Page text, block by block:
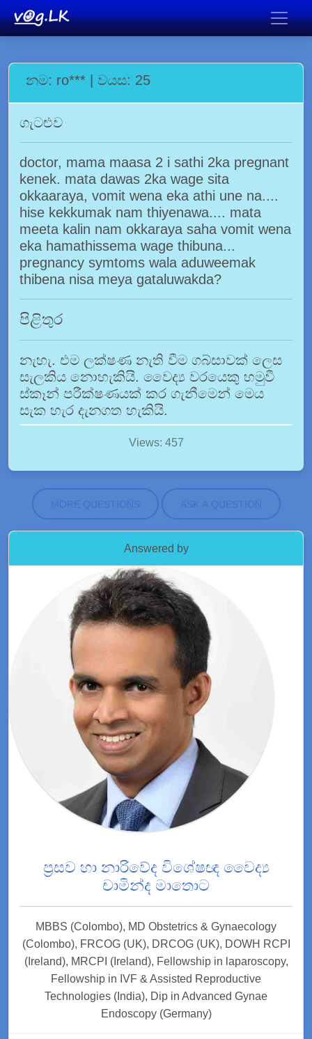
නම: ro*** | වයස: 25
ගැටළුව
doctor, mama maasa 2 i sathi 2ka pregnant
kenek. mata dawas 2ka wage sita
okkaaraya, vomit wena eka athi une na....
hise kekkumak nam thiyenawa.... mata
meeta kalin nam okkaraya saha vomit wena
eka hamathissema wage thibuna...
pregnancy symtoms wala aduweemak
thibena nisa meya gataluwakda?
පිළිතුර
නැහැ. එම ලක්ෂණ නැති වීම ගබ්සාවක් ලෙස
සැලකිය නොහැකියි. වෛද්‍ය වරයෙකු හමුවී
ස්කෑන් පරීක්ෂණයක් කර ගැනීමෙන් මෙය
සැක හැර දැනගත හැකියි.
Views: 457
MORE QUESTIONS ASK A QUESTION
Answered by
ප්‍රසව හා නාරිවේද විශේෂඥ වෛද්‍ය
චාමින්ද මාතොට
MBBS (Colombo), MD Obstetrics & Gynaecology
(Colombo), FRCOG (UK), DRCOG (UK), DOWH RCPI
(Ireland), MRCPI (Ireland), Fellowship in laparoscopy,
Fellowship in IVF & Assisted Reproductive
Technologies (India), Dip in Advanced Gynae
Endoscopy (Germany)